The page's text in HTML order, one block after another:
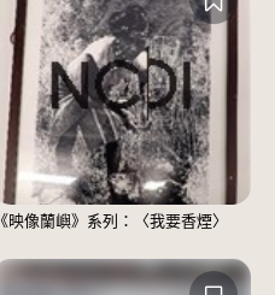
《映像蘭嶼》系列：〈我要香煙〉